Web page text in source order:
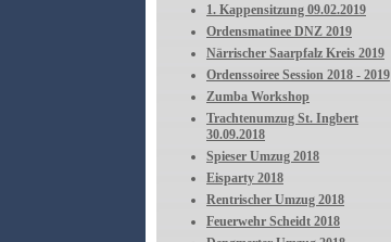
1. Kappensitzung 09.02.2019
Ordensmatinee DNZ 2019
Närrischer Saarpfalz Kreis 2019
Ordenssoiree Session 2018 - 2019
Zumba Workshop
Trachtenumzug St. Ingbert
30.09.2018
Spieser Umzug 2018
Eisparty 2018
Rentrischer Umzug 2018
Feuerwehr Scheidt 2018